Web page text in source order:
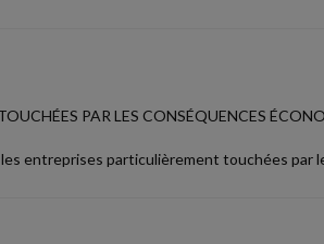
PAR LES CONSÉQUENCES
entreprises particulièrement touchées par